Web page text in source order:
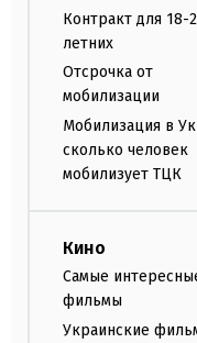
Контракт для 18-
летних
Отсрочка от
мобилизации
Мобилизация в
сколько человек
мобилизует ТЦК
Кино
Самые
фильмы
Украинские